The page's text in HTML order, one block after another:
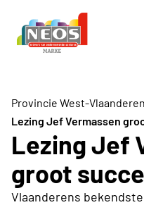
Provincie West-Vlaanderen
Lezing Jef Vermassen
Lezing Jef
groot
Vlaanderens